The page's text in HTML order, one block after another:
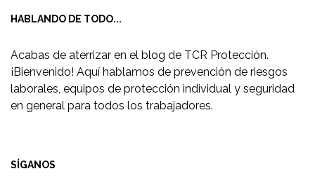
HABLANDO DE TODO...
Acabas de aterrizar en el blog de TCR Protección.
¡Bienvenido! Aquí hablamos de prevención de riesgos
laborales, equipos de protección individual y seguridad
en general para todos los trabajadores.
SÍGANOS